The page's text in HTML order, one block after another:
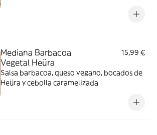
Mediana Barbacoa
Vegetal Heüra
15,99 €
Salsa barbacoa, queso vegano, bocados de
Heüra y cebolla caramelizada